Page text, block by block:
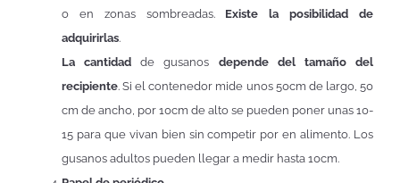
o en zonas sombreadas. Existe la posibilidad de
adquirirlas.
La cantidad de gusanos depende del tamaño del
recipiente. Si el contenedor mide unos 50cm de largo, 50
cm de ancho, por 10cm de alto se pueden poner unas 10-
15 para que vivan bien sin competir por en alimento. Los
gusanos adultos pueden llegar a medir hasta 10cm.